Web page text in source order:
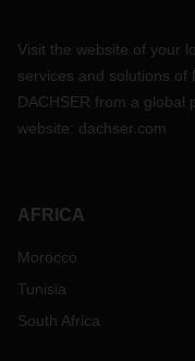
Visit the website of your
services and solutions of
DACHSER from a global
website: dachser.com
AFRICA
Morocco
Tunisia
South Africa